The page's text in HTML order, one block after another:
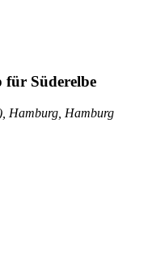
für Süderelbe
Hamburg, Hamburg